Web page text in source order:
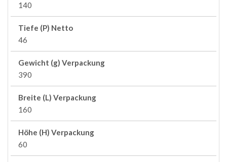
140
Tiefe (P) Netto
46
Gewicht (g) Verpackung
390
Breite (L) Verpackung
160
Höhe (H) Verpackung
60